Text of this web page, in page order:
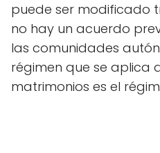
puede ser modificado
no hay un acuerdo
las comunidades
régimen que se aplica
matrimonios es el